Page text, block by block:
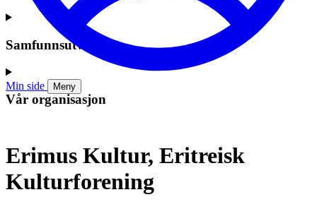
Min side Meny
Samfunnsutvikling
Vår organisasjon
Erimus Kultur, Eritreisk
Kulturforening